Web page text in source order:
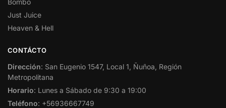
Just Juice
Heaven & Hell
CONTÁCTO
Dirección: San Eugenio 1547, Local 1, Ñuñoa, Región
Metropolitana
Horario: Lunes a Sábado de 9:30 a 19:00
Teléfono: +56936667749